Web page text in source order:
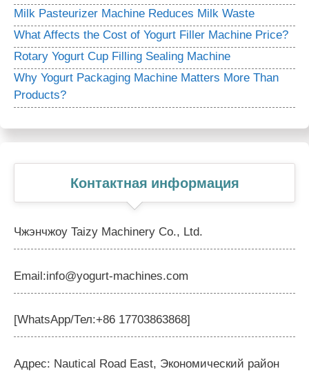
Milk Pasteurizer Machine Reduces Milk Waste
What Affects the Cost of Yogurt Filler Machine Price?
Rotary Yogurt Cup Filling Sealing Machine
Why Yogurt Packaging Machine Matters More Than
Products?
Контактная информация
Чжэнчжоу Taizy Machinery Co., Ltd.
Email:info@yogurt-machines.com
[WhatsApp/Тел:+86 17703863868]
Адрес: Nautical Road East, Экономический район